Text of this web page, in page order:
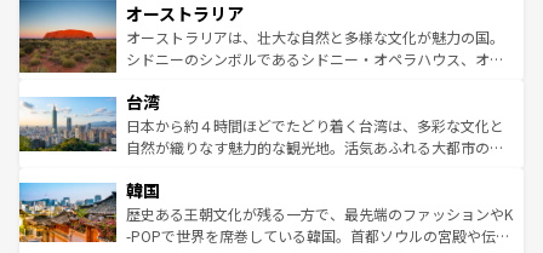
部のニューオーリンズでは、音楽と美食が融合した独特の
文化が魅力。旅行者はアメリカの各地域で異なる魅力を楽
しみながら、その多様性と豊かな歴史を感じることができ
ならではの贅沢な旅のスタイルだ。 なお、新着のアメリカ
情報はコンテンツ一覧を参照してほしい。
ワイ島は見逃せない。また、定番の観光地といえばオアフ
島だが、静かな自然を求めるならマウイ島やカウアイ島が
おすすめ。エメラルドグリーンに輝く海をはじめ、豊かな
れるおもてなしの心で訪れる人々を迎えてくれるハワイの
人々、おいしいローカルフードやハワイアンミュージッ
ク、伝統的なフラダンスなど、すべてがハワイの魅力を彩
ワイを、存分に味わってほしい。 なお、新着のハワイ情報
はコンテンツ一覧を参照してほしい。
オーストラリア
オーストラリアは、壮大な自然と多様な文化が魅力の国。
シドニーのシンボルであるシドニー・オペラハウス、オー
リアリーフや大陸中央部にそびえるウルル（エアーズロッ
ク）、タスマニアの美しい原生林やケアンズの熱帯雨林な
ど、見どころがたくさん。また、カフェやワイン、オージ
いる。アクティビティも充実しており、サーフィンやダイ
ビング、ハイキングなど、アウトドア好きにはたまらな
い。オーストラリアの多彩な魅力を存分に味わいつくそ
台湾
日本から約４時間ほどでたどり着く台湾は、多彩な文化と
自然が織りなす魅力的な観光地。活気あふれる大都市の台
ン）、静ひつな山岳地帯である台湾東部など、都市の喧騒
と山間の静けさが共存しており、訪れる人に新しい発見と
驚きをもたらしてくれる。また、奥深い台湾の食文化も魅
韓国
歴史ある王朝文化が残る一方で、最先端のファッションやK
-POPで世界を席巻している韓国。首都ソウルの宮殿や伝統